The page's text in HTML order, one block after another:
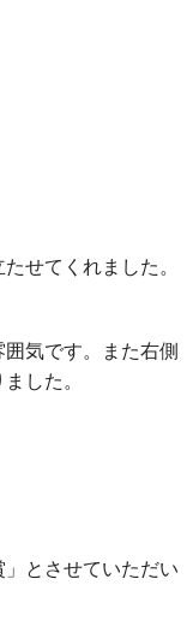
せてくれました。
気です。また右側
した。
とさせていただい